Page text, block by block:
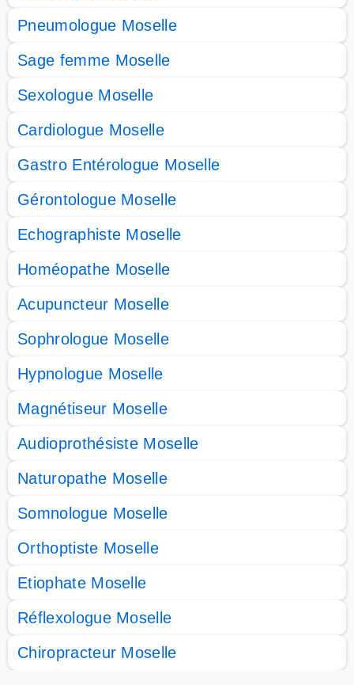
Pneumologue Moselle
Sage femme Moselle
Sexologue Moselle
Cardiologue Moselle
Gastro Entérologue Moselle
Gérontologue Moselle
Echographiste Moselle
Homéopathe Moselle
Acupuncteur Moselle
Sophrologue Moselle
Hypnologue Moselle
Magnétiseur Moselle
Audioprothésiste Moselle
Naturopathe Moselle
Somnologue Moselle
Orthoptiste Moselle
Etiophate Moselle
Réflexologue Moselle
Chiropracteur Moselle